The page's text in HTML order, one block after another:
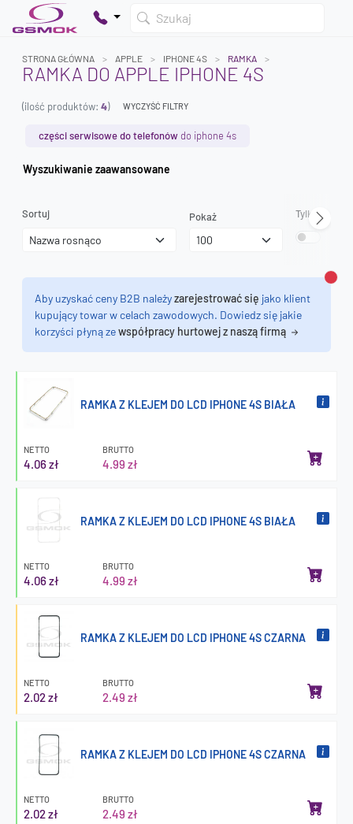
Szukaj
Twój koszyk jest pusty
STRONA GŁÓWNA APPLE IPHONE 4S RAMKA
RAMKA DO APPLE IPHONE 4S
(ilość produktów: 4) WYCZYŚĆ FILTRY
części serwisowe do telefonów do iphone 4s
Wyszukiwanie zaawansowane
Sortuj Pokaż Tylko
Aby uzyskać ceny B2B należyzarejestrować się jako klient
kupujący towar w celach zawodowych. Dowiedz się jakie
korzyści płyną zewspółpracy hurtowej z naszą firmą
RAMKA Z KLEJEM DO LCD IPHONE 4S BIAŁA
NETTO
4.06 zł
BRUTTO
4.99 zł
RAMKA Z KLEJEM DO LCD IPHONE 4S BIAŁA
NETTO
4.06 zł
BRUTTO
4.99 zł
RAMKA Z KLEJEM DO LCD IPHONE 4S CZARNA
NETTO
2.02 zł
BRUTTO
2.49 zł
RAMKA Z KLEJEM DO LCD IPHONE 4S CZARNA
NETTO
2.02 zł
BRUTTO
2.49 zł